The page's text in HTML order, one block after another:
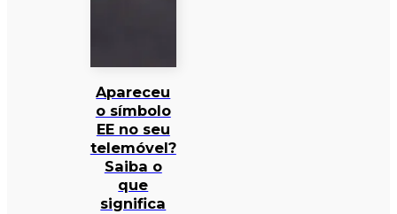
Apareceu
o símbolo
EE no seu
telemóvel?
Saiba o
que
significa